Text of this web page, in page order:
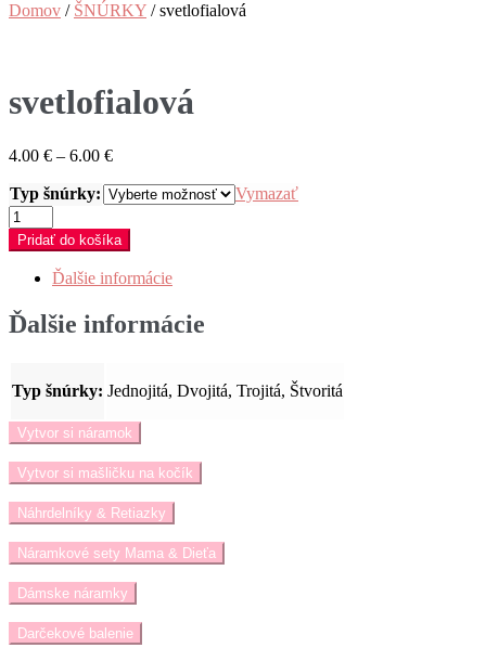
Domov / ŠNÚRKY /svetlofialová
svetlofialová
4.00 € – 6.00 €Price
4.00 €
6.00 €
Typ šnúrky:
Vymazať
množstvo
svetlofialová
Pridať do košíka
Ďalšie informácie
Ďalšie informácie
Typ šnúrky: Jednojitá, Dvojitá, Trojitá, Štvoritá
Vytvor si náramok
Vytvor si mašličku na kočík
Náhrdelníky & Retiazky
Náramkové sety Mama & Dieťa
Dámske náramky
Darčekové balenie